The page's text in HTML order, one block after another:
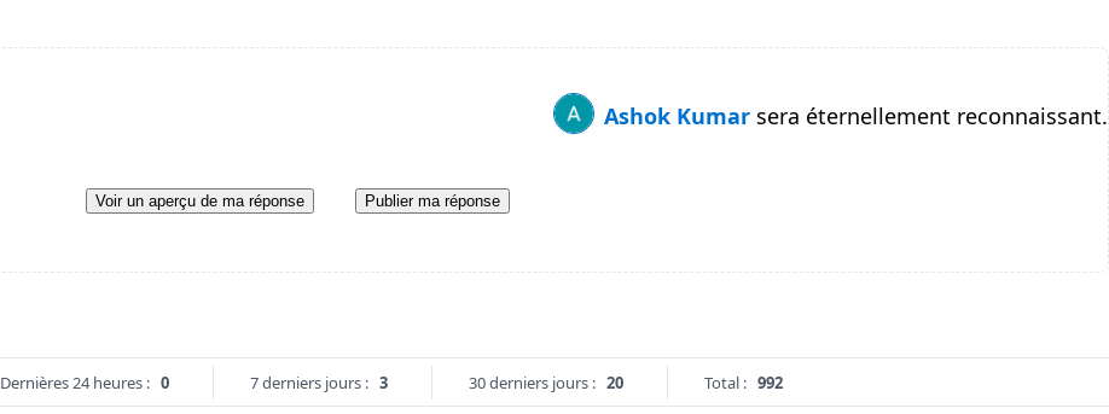
Ashok Kumar sera éternellement reconnaissant.
Voir un aperçu de ma réponse Publier ma réponse
Dernières 24 heures : 0 7 derniers jours : 3 30 derniers jours : 20 Total : 992